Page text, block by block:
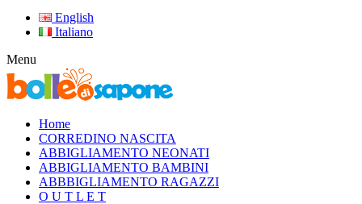
English
Italiano
Menu
Home
CORREDINO NASCITA
ABBIGLIAMENTO NEONATI
ABBIGLIAMENTO BAMBINI
ABBBIGLIAMENTO RAGAZZI
O U T L E T